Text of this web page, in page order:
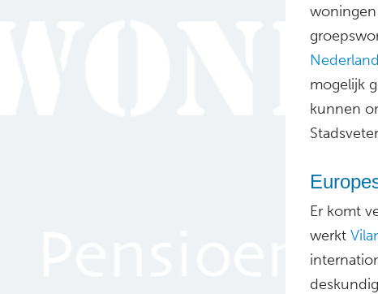
Nederland
mogelijk
kunnen
Er komt
werkt